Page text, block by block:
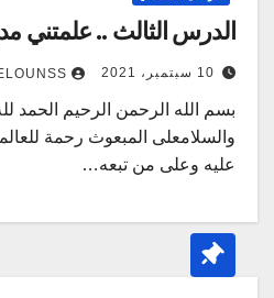
الدرس الثالث .. علمتني
10 سبتمبر، 2021
بسم الله الرحمن الرحيم الحمد
عليه وعلى من تبعه…